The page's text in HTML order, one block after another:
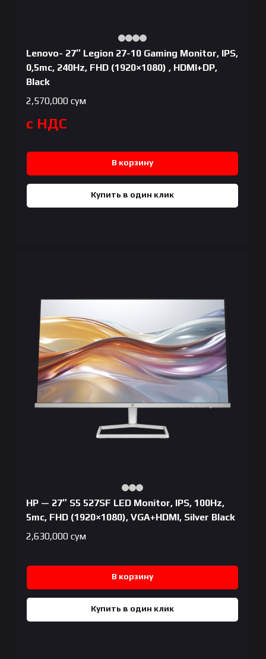
Lenovo- 27″ Legion 27-10 Gaming Monitor, IPS,
0,5mc, 240Hz, FHD (1920×1080) , HDMI+DP,
Black
2,570,000 сум
с НДС
В корзину
Купить в один клик
HP — 27″ S5 527SF LED Monitor, IPS, 100Hz,
5mc, FHD (1920×1080), VGA+HDMI, Silver Black
2,630,000 сум
В корзину
Купить в один клик